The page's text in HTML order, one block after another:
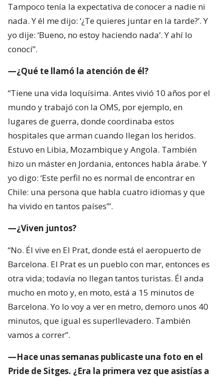
Tampoco tenía la expectativa de conocer a nadie ni
nada. Y él me dijo: ‘¿Te quieres juntar en la tarde?’. Y
yo dije: ‘Bueno, no estoy haciendo nada’. Y ahí lo
conocí”.
—¿Qué te llamó la atención de él?
“Tiene una vida loquísima. Antes vivió 10 años por el
mundo y trabajó con la OMS, por ejemplo, en
lugares de guerra, donde coordinaba estos
hospitales que arman cuando llegan los heridos.
Estuvo en Libia, Mozambique y Angola. También
hizo un máster en Jordania, entonces habla árabe. Y
yo digo: ‘Este perfil no es normal de encontrar en
Chile: una persona que habla cuatro idiomas y que
ha vivido en tantos países’”.
—¿Viven juntos?
“No. Él vive en El Prat, donde está el aeropuerto de
Barcelona. El Prat es un pueblo con mar, entonces es
otra vida; todavía no llegan tantos turistas. Él anda
mucho en moto y, en moto, está a 15 minutos de
Barcelona. Yo lo voy a ver en metro, demoro unos 40
minutos, que igual es superllevadero. También
vamos a correr”.
—Hace unas semanas publicaste una foto en el
Pride de Sitges. ¿Era la primera vez que asistías a